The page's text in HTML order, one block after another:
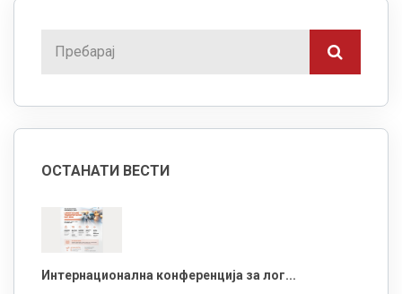
ОСТАНАТИ ВЕСТИ
Интернационална конференција за лог...